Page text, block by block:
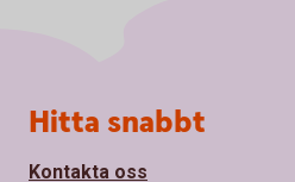
Sidfot
Hitta snabbt
Kontakta oss